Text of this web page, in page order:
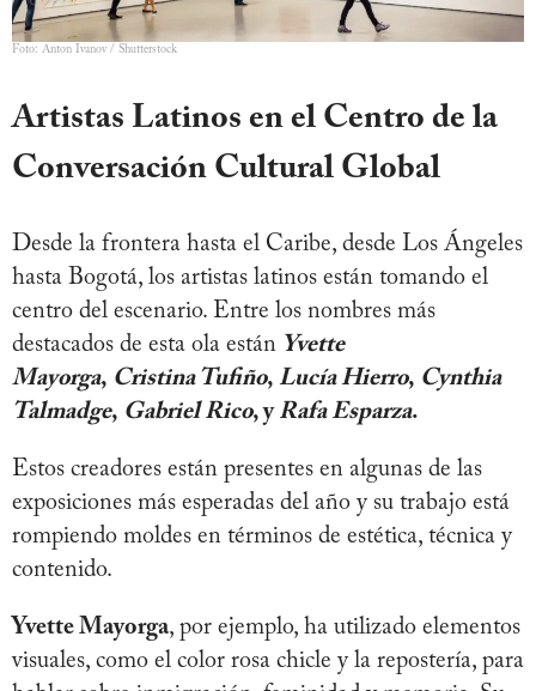
Foto: Anton Ivanov / Shutterstock
Artistas Latinos en el Centro de la
Conversación Cultural Global
Desde la frontera hasta el Caribe, desde Los Ángeles
hasta Bogotá, los artistas latinos están tomando el
centro del escenario. Entre los nombres más
destacados de esta ola están Yvette
Mayorga, Cristina Tufiño, Lucía Hierro, Cynthia
Talmadge, Gabriel Rico, y Rafa Esparza.
Estos creadores están presentes en algunas de las
exposiciones más esperadas del año y su trabajo está
rompiendo moldes en términos de estética, técnica y
contenido.
Yvette Mayorga, por ejemplo, ha utilizado elementos
visuales, como el color rosa chicle y la repostería, para